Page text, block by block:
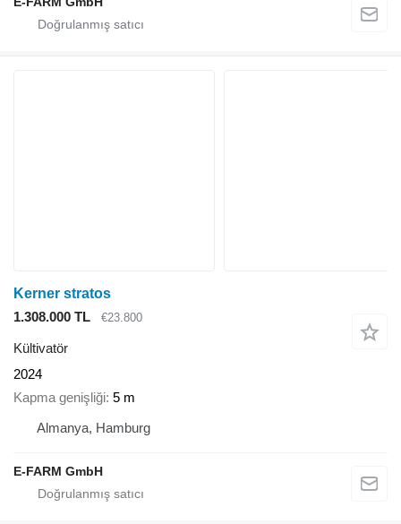
Kerner stratos
1.308.000 TL
€23.800
Kültivatör
2024
Kapma genişliği 5 m
Almanya, Hamburg
E-FARM GmbH